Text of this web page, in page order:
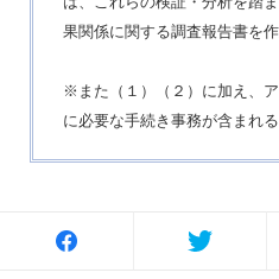
果関係に関する調査報告書を作
※また（１）（２）に加え、
に必要な手続き事務が含まれる